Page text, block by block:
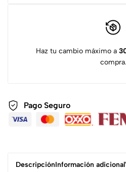
Haz tu cambio máximo a
compra.
Pago Seguro
DescripciónInformación adicional